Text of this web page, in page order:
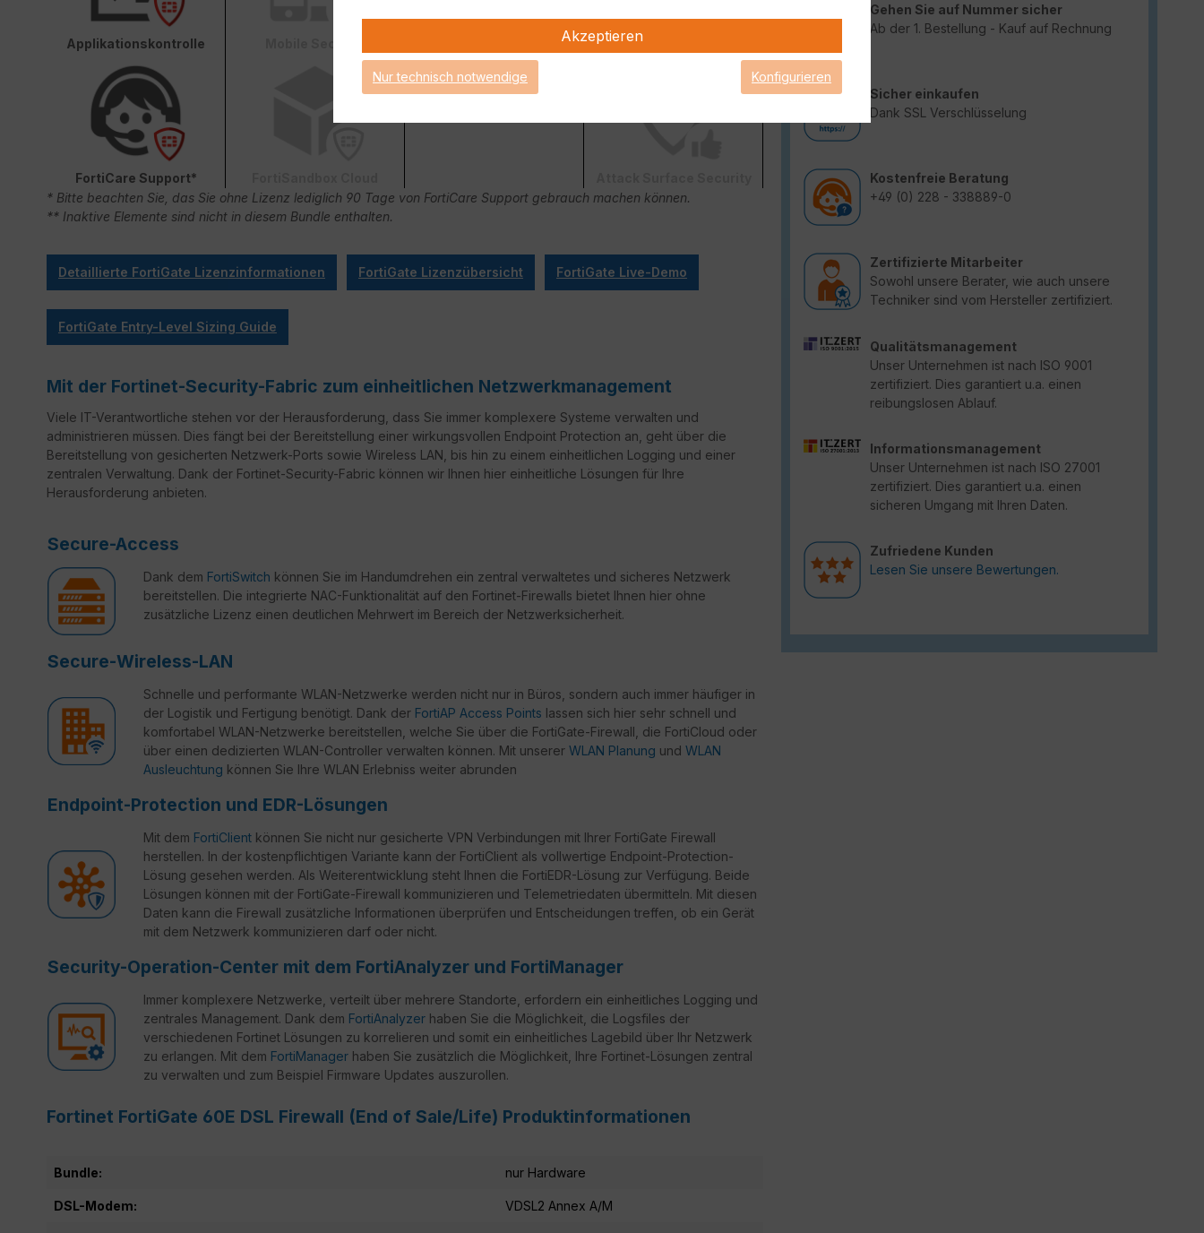
Gehen Sie auf Nummer sicher
Ab der 1. Bestellung - Kauf auf Rechnung
Sicher einkaufen
Dank SSL Verschlüsselung
Kostenfreie Beratung
+49 (0) 228 - 338889-0
Zertifizierte Mitarbeiter
Sowohl unsere Berater, wie auch unsere
Techniker sind vom Hersteller zertifiziert.
Qualitätsmanagement
Unser Unternehmen ist nach ISO 9001
zertifiziert. Dies garantiert u.a. einen
reibungslosen Ablauf.
Informationsmanagement
Unser Unternehmen ist nach ISO 27001
zertifiziert. Dies garantiert u.a. einen
sicheren Umgang mit Ihren Daten.
Zufriedene Kunden
Lesen Sie unsere Bewertungen.
Applikationskontrolle FortiConverter Service
FortiCare Support*
* Bitte beachten Sie, das Sie ohne Lizenz lediglich 90 Tage von FortiCare Support gebrauch machen können.
** Inaktive Elemente sind nicht in diesem Bundle enthalten.
Detaillierte FortiGate Lizenzinformationen FortiGate Lizenzübersicht FortiGate Live-Demo
FortiGate Entry-Level Sizing Guide
Mit der Fortinet-Security-Fabric zum einheitlichen Netzwerkmanagement
Viele IT-Verantwortliche stehen vor der Herausforderung, dass Sie immer komplexere Systeme verwalten und
administrieren müssen. Dies fängt bei der Bereitstellung einer wirkungsvollen Endpoint Protection an, geht über die
Bereitstellung von gesicherten Netzwerk-Ports sowie Wireless LAN, bis hin zu einem einheitlichen Logging und einer
zentralen Verwaltung. Dank der Fortinet-Security-Fabric können wir Ihnen hier einheitliche Lösungen für Ihre
Herausforderung anbieten.
Secure-Access
Dank dem FortiSwitch können Sie im Handumdrehen ein zentral verwaltetes und sicheres Netzwerk
bereitstellen. Die integrierte NAC-Funktionalität auf den Fortinet-Firewalls bietet Ihnen hier ohne
zusätzliche Lizenz einen deutlichen Mehrwert im Bereich der Netzwerksicherheit.
Secure-Wireless-LAN
Schnelle und performante WLAN-Netzwerke werden nicht nur in Büros, sondern auch immer häufiger in
der Logistik und Fertigung benötigt. Dank der FortiAP Access Points lassen sich hier sehr schnell und
komfortabel WLAN-Netzwerke bereitstellen, welche Sie über die FortiGate-Firewall, die FortiCloud oder
über einen dedizierten WLAN-Controller verwalten können. Mit unserer WLAN Planung und WLAN
Ausleuchtung können Sie Ihre WLAN Erlebniss weiter abrunden
Endpoint-Protection und EDR-Lösungen
Mit dem FortiClient können Sie nicht nur gesicherte VPN Verbindungen mit Ihrer FortiGate Firewall
herstellen. In der kostenpflichtigen Variante kann der FortiClient als vollwertige Endpoint-Protection-
Lösung gesehen werden. Als Weiterentwicklung steht Ihnen die FortiEDR-Lösung zur Verfügung. Beide
Lösungen können mit der FortiGate-Firewall kommunizieren und Telemetriedaten übermitteln. Mit diesen
Daten kann die Firewall zusätzliche Informationen überprüfen und Entscheidungen treffen, ob ein Gerät
mit dem Netzwerk kommunizieren darf oder nicht.
Security-Operation-Center mit dem FortiAnalyzer und FortiManager
Immer komplexere Netzwerke, verteilt über mehrere Standorte, erfordern ein einheitliches Logging und
zentrales Management. Dank dem FortiAnalyzer haben Sie die Möglichkeit, die Logsfiles der
verschiedenen Fortinet Lösungen zu korrelieren und somit ein einheitliches Lagebild über Ihr Netzwerk
zu erlangen. Mit dem FortiManager haben Sie zusätzlich die Möglichkeit, Ihre Fortinet-Lösungen zentral
zu verwalten und zum Beispiel Firmware Updates auszurollen.
Fortinet FortiGate 60E DSL Firewall (End of Sale/Life) Produktinformationen
Bundle: nur Hardware
DSL-Modem: VDSL2 Annex A/M
Akzeptieren
Nur technisch notwendige Konfigurieren